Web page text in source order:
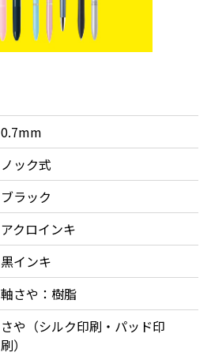
0.7mm
ノック式
ブラック
アクロインキ
黒インキ
軸さや：樹脂
さや（シルク印刷・パッド印
刷）